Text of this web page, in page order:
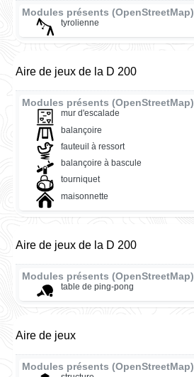
Modules présents (OpenStreetMap)
tyrolienne
Aire de jeux de la D 200
Modules présents (OpenStreetMap)
mur d'escalade
balançoire
fauteuil à ressort
balançoire à bascule
tourniquet
maisonnette
Aire de jeux de la D 200
Modules présents (OpenStreetMap)
table de ping-pong
Aire de jeux
Modules présents (OpenStreetMap)